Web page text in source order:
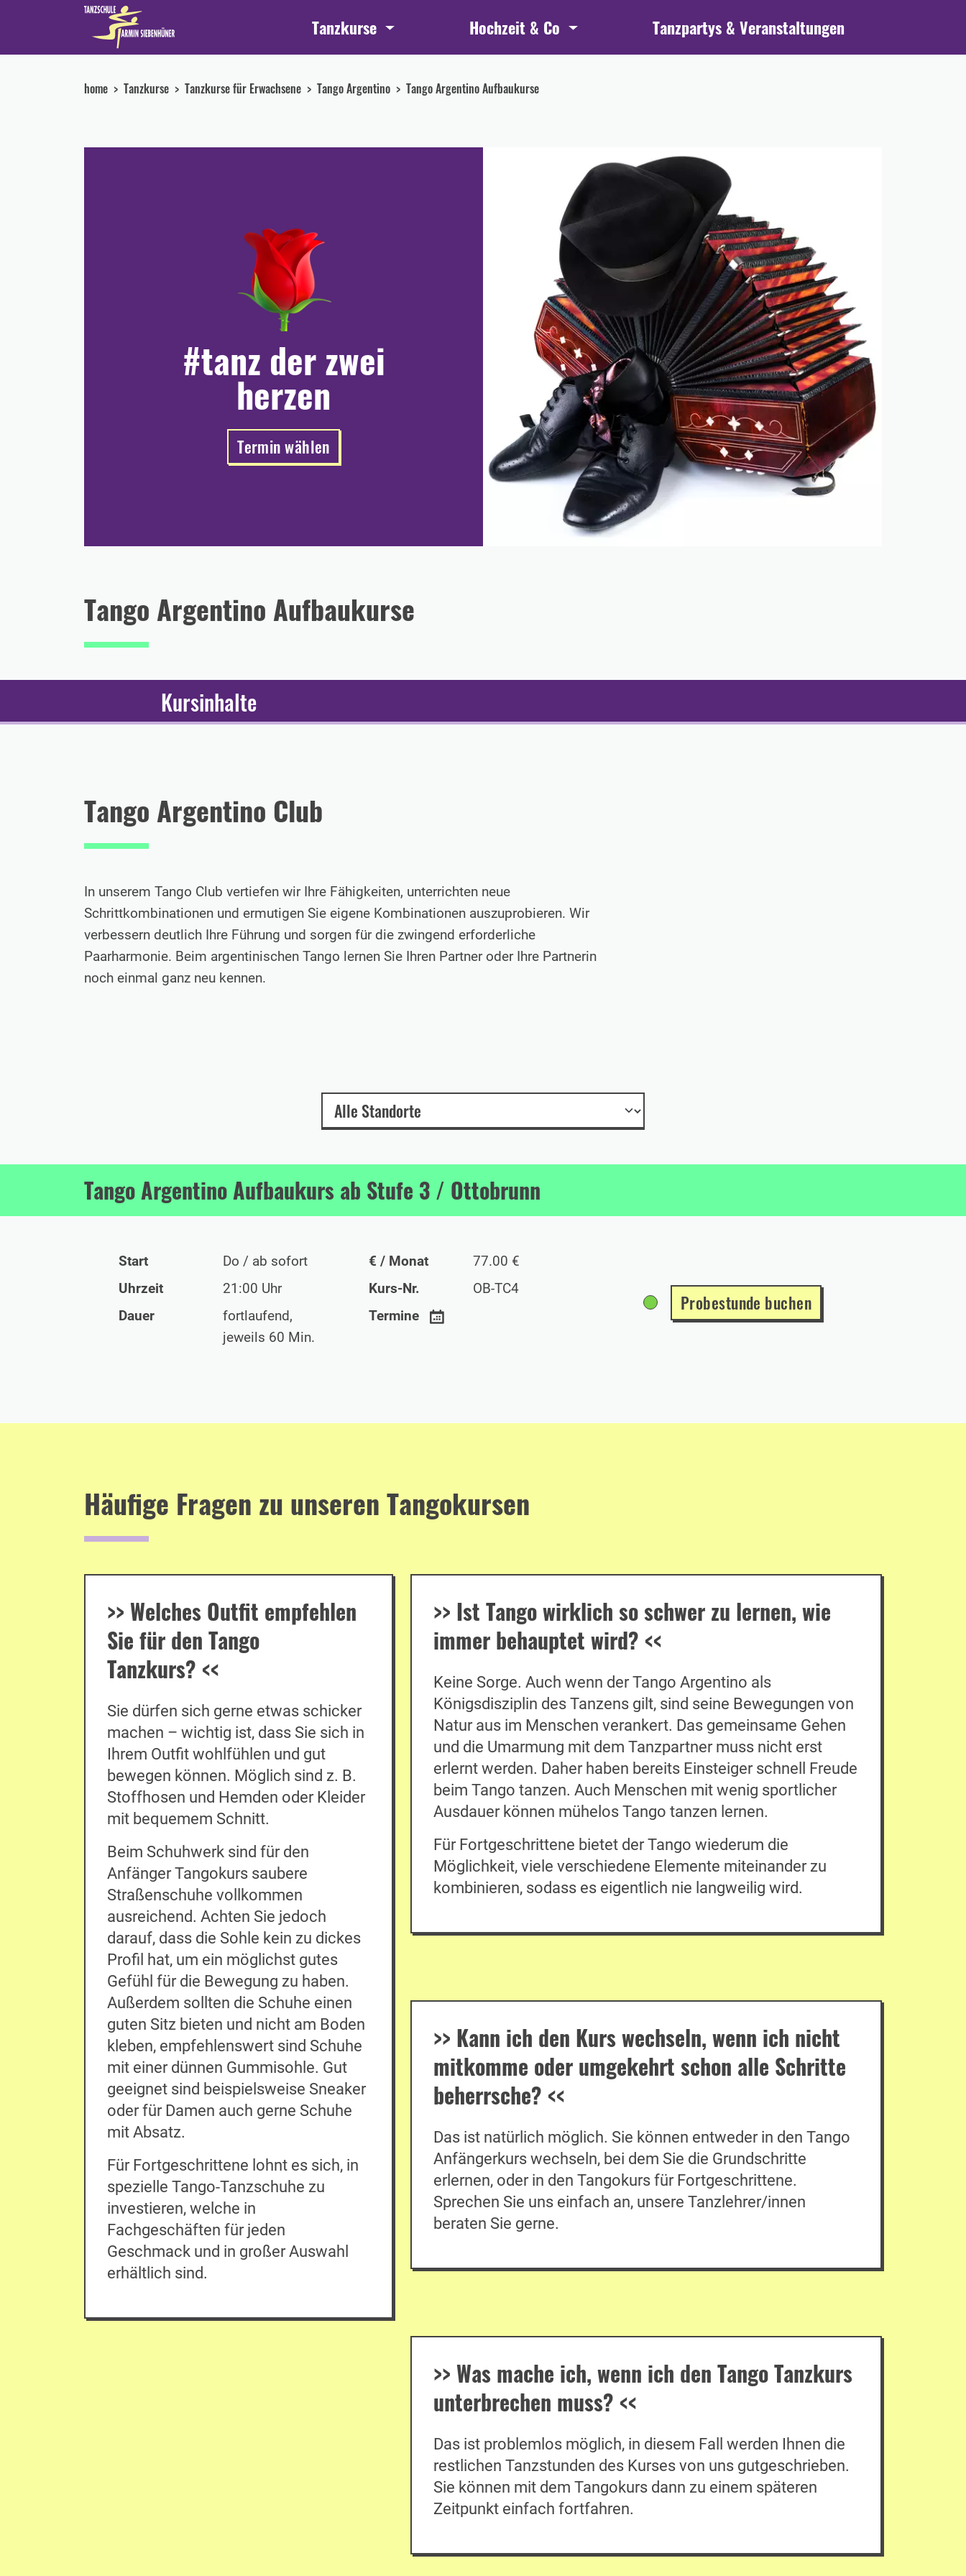
Tanzkurse Hochzeit & Co Tanzpartys & Veranstaltungen
home Tanzkurse Tanzkurse für Erwachsene Tango Argentino Tango Argentino Aufbaukurse
#tanz der zwei
herzen
Termin wählen
Tango Argentino Aufbaukurse
Kursinhalte
Tango Argentino Club
In unserem Tango Club vertiefen wir Ihre Fähigkeiten, unterrichten neue
Schrittkombinationen und ermutigen Sie eigene Kombinationen auszuprobieren. Wir
verbessern deutlich Ihre Führung und sorgen für die zwingend erforderliche
Paarharmonie. Beim argentinischen Tango lernen Sie Ihren Partner oder Ihre Partnerin
noch einmal ganz neu kennen.
Tango Argentino Aufbaukurs ab Stufe 3 / Ottobrunn
Start
Do / ab sofort
Uhrzeit
21:00 Uhr
Dauer
fortlaufend,
jeweils 60 Min.
€ / Monat
77.00 €
Kurs-Nr.
OB-TC4
Termine
Probestunde buchen
Häufige Fragen zu unseren Tangokursen
>> Welches Outfit empfehlen
Sie für den Tango
Tanzkurs? <<
Sie dürfen sich gerne etwas schicker
machen – wichtig ist, dass Sie sich in
Ihrem Outfit wohlfühlen und gut
bewegen können. Möglich sind z. B.
Stoffhosen und Hemden oder Kleider
mit bequemem Schnitt.
Beim Schuhwerk sind für den
Anfänger Tangokurs saubere
Straßenschuhe vollkommen
ausreichend. Achten Sie jedoch
darauf, dass die Sohle kein zu dickes
Profil hat, um ein möglichst gutes
Gefühl für die Bewegung zu haben.
Außerdem sollten die Schuhe einen
guten Sitz bieten und nicht am Boden
kleben, empfehlenswert sind Schuhe
mit einer dünnen Gummisohle. Gut
geeignet sind beispielsweise Sneaker
oder für Damen auch gerne Schuhe
mit Absatz.
Für Fortgeschrittene lohnt es sich, in
spezielle Tango-Tanzschuhe zu
investieren, welche in
Fachgeschäften für jeden
Geschmack und in großer Auswahl
erhältlich sind.
>> Ist Tango wirklich so schwer zu lernen, wie
immer behauptet wird? <<
Keine Sorge. Auch wenn der Tango Argentino als
Königsdisziplin des Tanzens gilt, sind seine Bewegungen von
Natur aus im Menschen verankert. Das gemeinsame Gehen
und die Umarmung mit dem Tanzpartner muss nicht erst
erlernt werden. Daher haben bereits Einsteiger schnell Freude
beim Tango tanzen. Auch Menschen mit wenig sportlicher
Ausdauer können mühelos Tango tanzen lernen.
Für Fortgeschrittene bietet der Tango wiederum die
Möglichkeit, viele verschiedene Elemente miteinander zu
kombinieren, sodass es eigentlich nie langweilig wird.
>> Kann ich den Kurs wechseln, wenn ich nicht
mitkomme oder umgekehrt schon alle Schritte
beherrsche? <<
Das ist natürlich möglich. Sie können entweder in den Tango
Anfängerkurs wechseln, bei dem Sie die Grundschritte
erlernen, oder in den Tangokurs für Fortgeschrittene.
Sprechen Sie uns einfach an, unsere Tanzlehrer/innen
beraten Sie gerne.
>> Was mache ich, wenn ich den Tango Tanzkurs
unterbrechen muss? <<
Das ist problemlos möglich, in diesem Fall werden Ihnen die
restlichen Tanzstunden des Kurses von uns gutgeschrieben.
Sie können mit dem Tangokurs dann zu einem späteren
Zeitpunkt einfach fortfahren.